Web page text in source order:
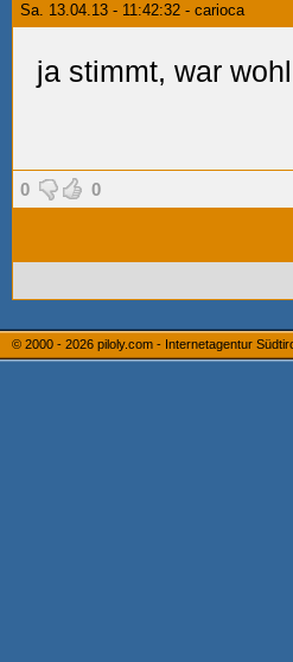
Sa. 13.04.13 - 11:42:32 - carioca
ja stimmt, war
0 0
© 2000 - 2026 piloly.com - Internetagentur